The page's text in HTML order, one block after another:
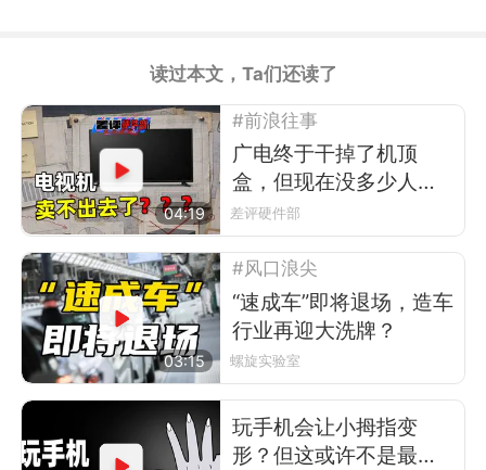
读过本文，Ta们还读了
04:19
#前浪往事
广电终于干掉了机顶
盒，但现在没多少人看
电视了
差评硬件部
03:15
#风口浪尖
“速成车”即将退场，造车
行业再迎大洗牌？
螺旋实验室
玩手机会让小拇指变
形？但这或许不是最可